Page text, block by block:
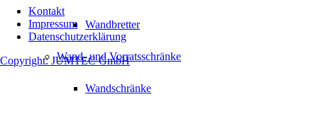
Wandbretter
Wand- und Vorratsschränke
Wandschränke
Kontakt
Impressum
Datenschutzerklärung
Copyright: JUMTEC GmbH